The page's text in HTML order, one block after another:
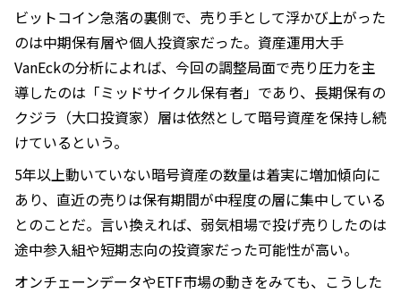
ビットコイン急落の裏側で、売り手として浮かび上がった
のは中期保有層や個人投資家だった。資産運用大手
VanEckの分析によれば、今回の調整局面で売り圧力を主
導したのは「ミッドサイクル保有者」であり、長期保有の
クジラ（大口投資家）層は依然として暗号資産を保持し続
けているという。
5年以上動いていない暗号資産の数量は着実に増加傾向に
あり、直近の売りは保有期間が中程度の層に集中している
とのことだ。言い換えれば、弱気相場で投げ売りしたのは
途中参入組や短期志向の投資家だった可能性が高い。
オンチェーンデータやETF市場の動きをみても、こうした